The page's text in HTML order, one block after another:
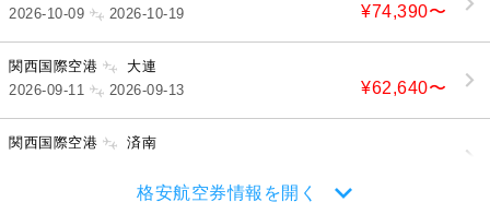
¥74,390〜
2026-10-09 2026-10-19
関西国際空港 大連
¥62,640〜
2026-09-11 2026-09-13
関西国際空港 済南
格安航空券情報を開く